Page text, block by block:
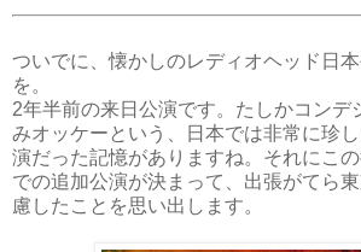
ついでに、懐かしのレディオヘッド日
を。
2年半前の来日公演です。たしかコンデ
みオッケーという、日本では非常に珍
演だった記憶がありますね。それにこ
での追加公演が決まって、出張がてら
慮したことを思い出します。